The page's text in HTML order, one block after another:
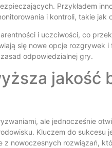
Przykładem
i kontroli, takie jak
i uczciwości, co
się nowe opcje rozgrywek
odpowiedzialnej gry.
jakość
ale jednocześnie
Kluczem do sukcesu
z nowoczesnych rozwiązań,